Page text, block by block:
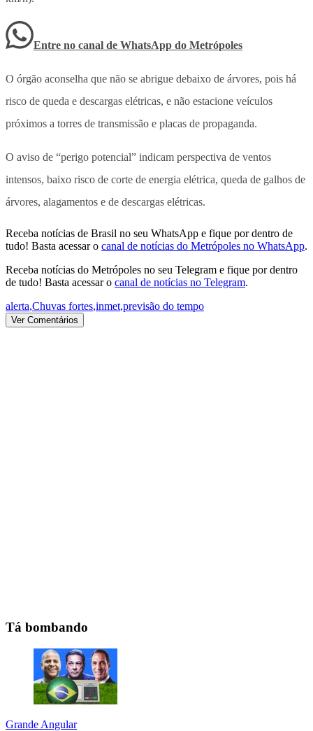
Entre no canal de WhatsApp do Metrópoles
O órgão aconselha que não se abrigue debaixo de árvores, pois há
risco de queda e descargas elétricas, e não estacione veículos
próximos a torres de transmissão e placas de propaganda.
O aviso de “perigo potencial” indicam perspectiva de ventos
intensos, baixo risco de corte de energia elétrica, queda de galhos de
árvores, alagamentos e de descargas elétricas.
Receba notícias de Brasil no seu WhatsApp e fique por dentro de
tudo! Basta acessar o canal de notícias do Metrópoles no WhatsApp.
Receba notícias do Metrópoles no seu Telegram e fique por dentro
de tudo! Basta acessar o canal de notícias no Telegram.
alerta,Chuvas fortes,inmet,previsão do tempo
Ver Comentários
Tá bombando
Grande Angular